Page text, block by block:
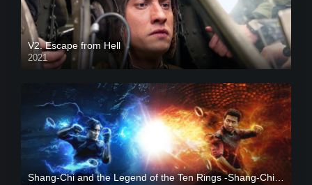
V2. Escape from Hell
2021
Shang-Chi and the Legend of the Ten Rings -Shang-Chi và huyền thoại Thập Luân